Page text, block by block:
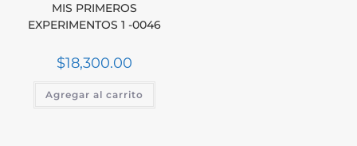
MIS PRIMEROS
EXPERIMENTOS 1 -0046
$18,300.00
Agregar al carrito